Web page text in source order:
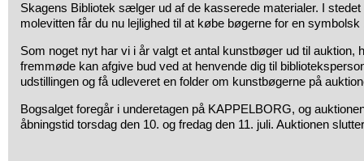
Skagens Bibliotek sælger ud af de kasserede materialer. I
molevitten får du nu lejlighed til at købe bøgerne for en symbolsk
Som noget nyt har vi i år valgt et antal kunstbøger ud til auktion,
fremmøde kan afgive bud ved at henvende dig til
udstillingen og få udleveret en folder om kunstbøgerne på
Bogsalget foregår i underetagen på KAPPELBORG, og
åbningstid torsdag den 10. og fredag den 11. juli. Auktionen